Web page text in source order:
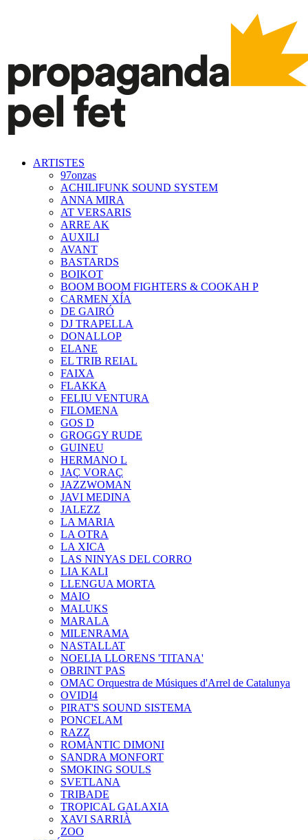
ARTISTES
97onzas
ACHILIFUNK SOUND SYSTEM
ANNA MIRA
AT VERSARIS
ARRE AK
AUXILI
AVANT
BASTARDS
BOIKOT
BOOM BOOM FIGHTERS & COOKAH P
CARMEN XÍA
DE GAIRÓ
DJ TRAPELLA
DONALLOP
ELANE
EL TRIB REIAL
FAIXA
FLAKKA
FELIU VENTURA
FILOMENA
GOS D
GROGGY RUDE
GUINEU
HERMANO L
JAÇ VORAÇ
JAZZWOMAN
JAVI MEDINA
JALEZZ
LA MARIA
LA OTRA
LA XICA
LAS NINYAS DEL CORRO
LIA KALI
LLENGUA MORTA
MAIO
MALUKS
MARALA
MILENRAMA
NASTALLAT
NOELIA LLORENS 'TITANA'
OBRINT PAS
OMAC Orquestra de Músiques d'Arrel de Catalunya
OVIDI4
PIRAT'S SOUND SISTEMA
PONCELAM
RAZZ
ROMÀNTIC DIMONI
SANDRA MONFORT
SMOKING SOULS
SVETLANA
TRIBADE
TROPICAL GALAXIA
XAVI SARRIÀ
ZOO